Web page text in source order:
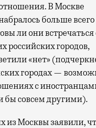
В Москве
больше
ли они встречаться
российских городов,
«нет»
городах —
с
бы совсем другими).
из Москвы заявили,